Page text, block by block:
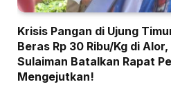
Krisis Pangan di Ujung
Beras Rp 30 Ribu/Kg di
Sulaiman Batalkan Rapat
Mengejutkan!